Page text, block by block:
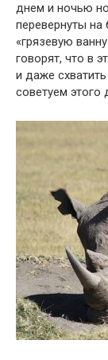
днем ​​и ночью
перевернуты
«грязевую
говорят, что в
и даже
советуем этого